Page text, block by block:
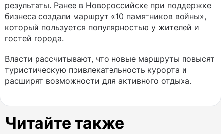
результаты. Ранее в Новороссийске при поддержке
бизнеса создали маршрут «10 памятников войны»,
который пользуется популярностью у жителей и
гостей города.
Власти рассчитывают, что новые маршруты повысят
туристическую привлекательность курорта и
расширят возможности для активного отдыха.
Читайте также